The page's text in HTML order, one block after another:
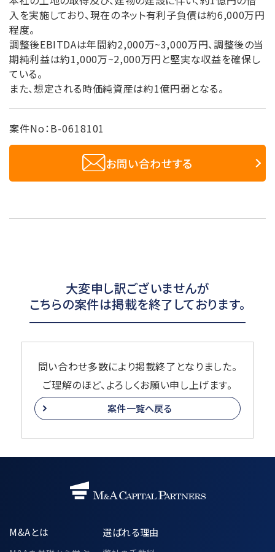
入を実施しており、現在のネット有利子負債は約6,000万円
程度。
調整後EBITDAは年間約2,000万~3,000万円、調整後の当
期純利益は約1,000万~2,000万円と堅実な収益を確保し
ている。
また、想定される時価純資産は約1億円弱となる。
案件No：B-0618101
お問い合わせする
大変申し訳ございませんが
こちらの案件は掲載を終了しております。
問い合わせ多数により掲載終了となりました。
ご理解のほど、よろしくお願い申し上げます。
案件一覧へ戻る
M&Aとは 選ばれる理由